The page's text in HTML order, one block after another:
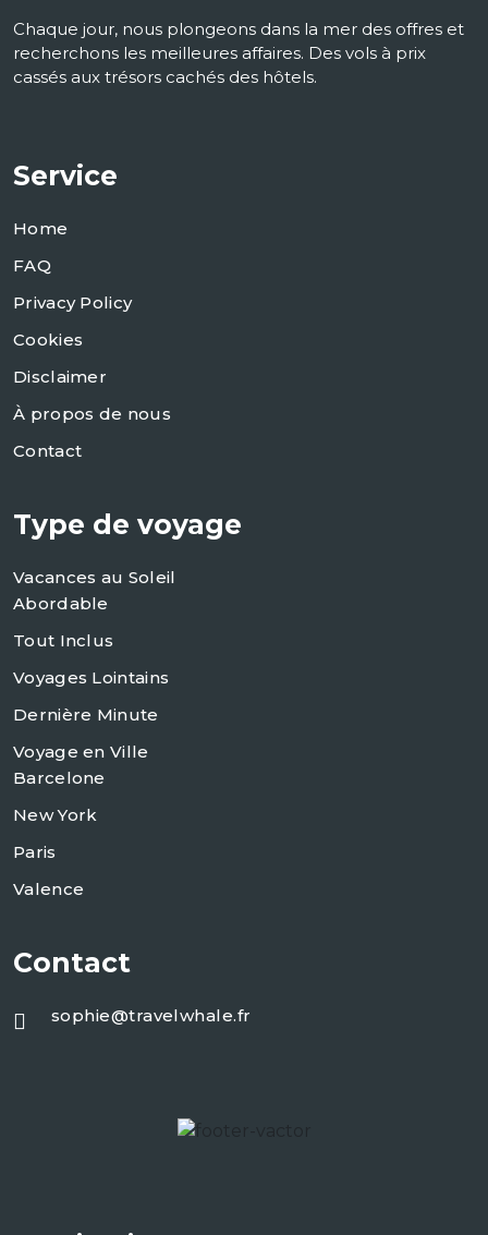
Chaque jour, nous plongeons dans la mer des offres et
recherchons les meilleures affaires. Des vols à prix
cassés aux trésors cachés des hôtels.
Service
Home
FAQ
Privacy Policy
Cookies
Disclaimer
À propos de nous
Contact
Type de voyage
Vacances au Soleil
Abordable
Tout Inclus
Voyages Lointains
Dernière Minute
Voyage en Ville
Barcelone
New York
Paris
Valence
Contact
sophie@travelwhale.fr